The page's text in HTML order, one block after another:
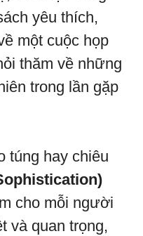
yêu thích,
một cuộc họp
thăm về những
trong lần gặp
túng hay chiêu
cho mỗi người
và quan trọng,